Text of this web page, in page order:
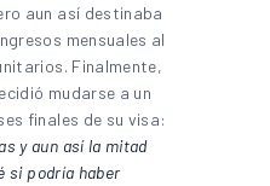
aun así destinaba
mensuales al
Finalmente,
mudarse a un
finales de su visa:
y aun así la mitad
si podría haber